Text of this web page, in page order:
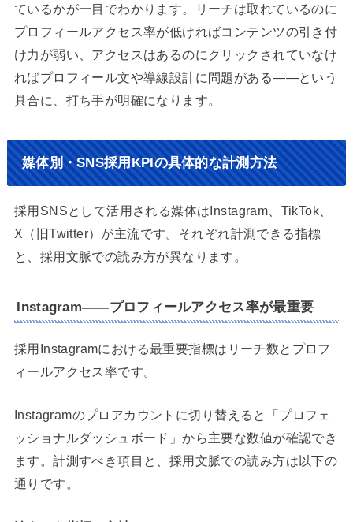
ているかが一目でわかります。リーチは取れているのに
プロフィールアクセス率が低ければコンテンツの引き付
け力が弱い、アクセスはあるのにクリックされていなけ
ればプロフィール文や導線設計に問題がある——という
具合に、打ち手が明確になります。
媒体別・SNS採用KPIの具体的な計測方法
採用SNSとして活用される媒体はInstagram、TikTok、
X（旧Twitter）が主流です。それぞれ計測できる指標
と、採用文脈での読み方が異なります。
Instagram——プロフィールアクセス率が最重要
採用Instagramにおける最重要指標はリーチ数とプロフ
ィールアクセス率です。
Instagramのプロアカウントに切り替えると「プロフェ
ッショナルダッシュボード」から主要な数値が確認でき
ます。計測すべき項目と、採用文脈での読み方は以下の
通りです。